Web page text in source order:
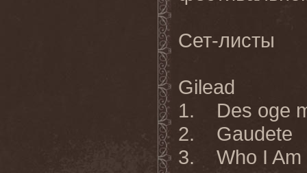
Сет-листы
Gilead
1. Des oge
2. Gaudete
3. Who I Am